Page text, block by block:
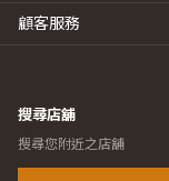
顧客服務
搜尋店舖
搜尋您附近之店舖